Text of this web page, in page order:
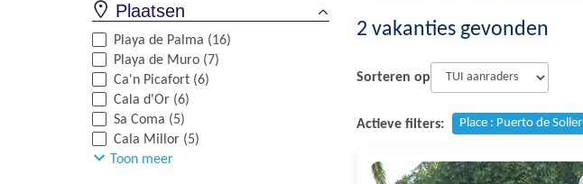
Plaatsen
Playa de Palma (16)
Playa de Muro (7)
Ca'n Picafort (6)
Cala d'Or (6)
Sa Coma (5)
Cala Millor (5)
Toon meer
2vakanties gevonden
Sorteren op
Actieve filters: Place : Puerto de Soller